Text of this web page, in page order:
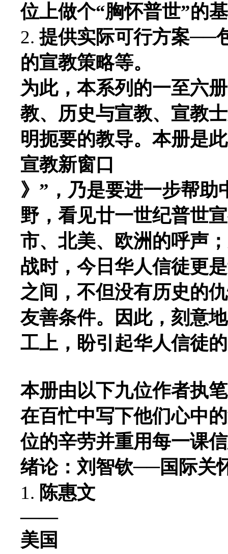
位上做个“胸怀普世”的
2.提供实际可行方案──
的宣教策略等。
为此，本系列的一至六
教、历史与宣教、宣教
明扼要的教导。本册是
宣教新窗口
》”，乃是要进一步帮
野，看见廿一世纪普世
市、北美、欧洲的呼声
战时，今日华人信徒更
之间，不但没有历史的
友善条件。因此，刻意
工上，盼引起华人信徒
本册由以下九位作者执
在百忙中写下他们心中
位的辛劳并重用每一课
绪论：刘智钦──国际关
1. 陈惠文
――
美国